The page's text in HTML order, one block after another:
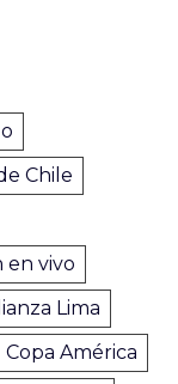
Chile
en vivo
Lima
Copa América